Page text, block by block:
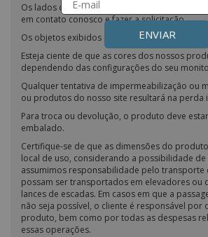
Os lados dos sofás com chaise podem ser
em contato conosco e fazer a solicitação.
Os objetos exibidos nas fotos não estão
Esteja ciente de que as cores dos nossos
dependendo das configurações do seu
Qualquer tentativa de impermeabilização ou
ou produtos do nosso site resultará na perda
Para troca ou devolução, o produto deve
embalado.
Certifique-se de que as dimensões do
local de uso, considerando a possibilidade de
assumimos responsabilidade pelo
possam ser transportados em elevadores ou
lances de escadas. Em casos em que a
não seja possível, o cliente é responsável por
produto, bem como por todas as despesas
essas operações.
ENVIAR